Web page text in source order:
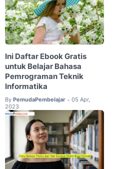
Ini Daftar Ebook Gratis
untuk Belajar Bahasa
Pemrograman Teknik
Informatika
By PemudaPembelajar • 05 Apr,
2023